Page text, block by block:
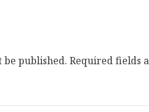
published. Required fields